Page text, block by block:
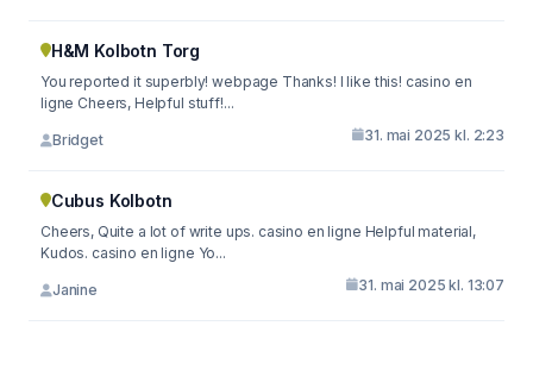
H&M Kolbotn Torg
You reported it superbly! webpage Thanks! I like this! casino en
ligne Cheers, Helpful stuff!...
Bridget 31. mai 2025 kl. 2:23
Cubus Kolbotn
Cheers, Quite a lot of write ups. casino en ligne Helpful material,
Kudos. casino en ligne Yo...
Janine 31. mai 2025 kl. 13:07